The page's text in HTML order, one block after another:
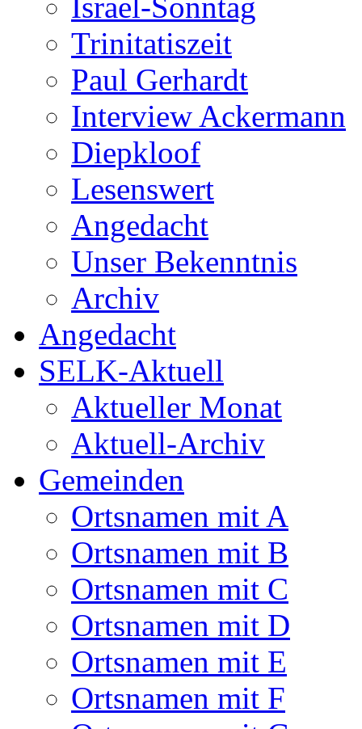
Trinitatiszeit
Paul Gerhardt
Interview Ackermann
Diepkloof
Lesenswert
Angedacht
Unser Bekenntnis
Archiv
Angedacht
SELK-Aktuell
Aktueller Monat
Aktuell-Archiv
Gemeinden
Ortsnamen mit A
Ortsnamen mit B
Ortsnamen mit C
Ortsnamen mit D
Ortsnamen mit E
Ortsnamen mit F